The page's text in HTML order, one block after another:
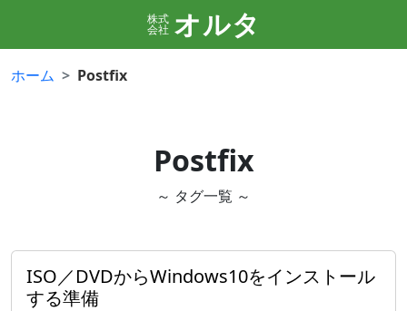
株式
会社 オルタ
ホーム Postfix
Postfix
～ タグ一覧 ～
ISO／DVDからWindows10をインストール
する準備